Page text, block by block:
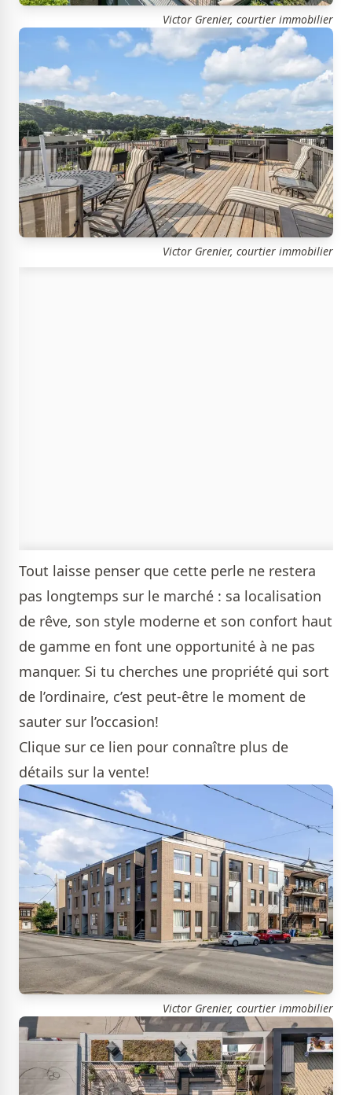
Victor Grenier, courtier immobilier
Victor Grenier, courtier immobilier
Tout laisse penser que cette perle ne restera
pas longtemps sur le marché : sa localisation
de rêve, son style moderne et son confort haut
de gamme en font une opportunité à ne pas
manquer. Si tu cherches une propriété qui sort
de l’ordinaire, c’est peut-être le moment de
sauter sur l’occasion!
Clique sur ce lien pour connaître plus de
détails sur la vente!
Victor Grenier, courtier immobilier